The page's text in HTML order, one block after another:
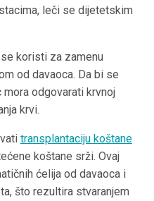
leči se dijetetskim
koristi za zamenu
od davaoca. Da bi se
odgovarati krvnoj
krvi.
transplantaciju koštane
koštane srži. Ovaj
ćelija od davaoca i
što rezultira stvaranjem